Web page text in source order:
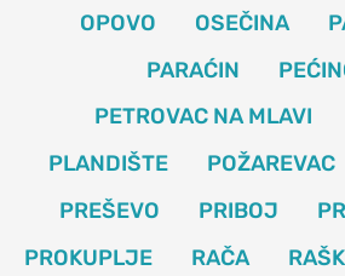
OPOVO
OSEČINA
PARAĆIN
PETROVAC NA MLAVI
PLANDIŠTE
POŽAREVAC
PREŠEVO
PRIBOJ
PROKUPLJE
RAČA